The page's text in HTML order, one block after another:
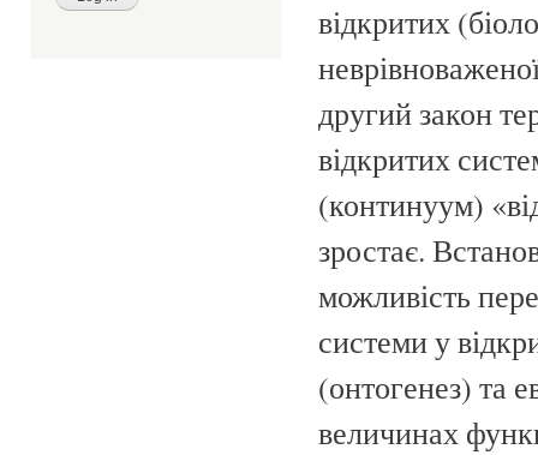
відкритих
другий закон
відкритих
(континуум)
зростає.
можливість
системи у
(онтогенез) та
величинах